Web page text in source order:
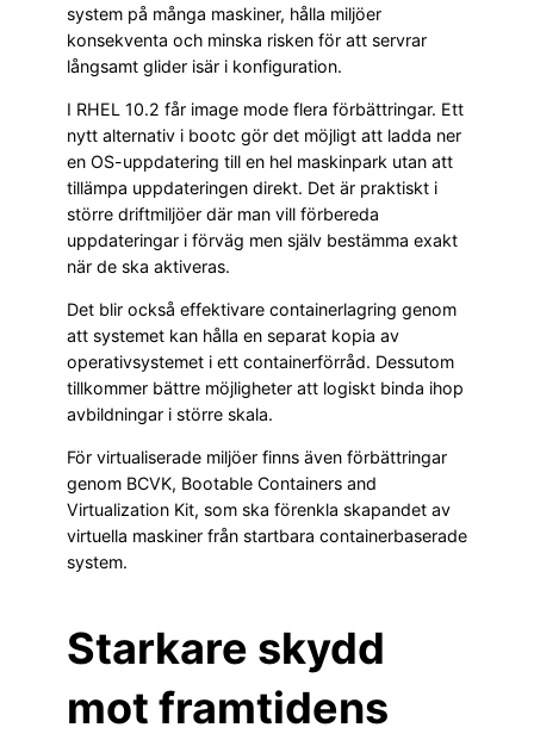
system på många maskiner, hålla miljöer
konsekventa och minska risken för att servrar
långsamt glider isär i konfiguration.
I RHEL 10.2 får image mode flera förbättringar. Ett
nytt alternativ i bootc gör det möjligt att ladda ner
en OS-uppdatering till en hel maskinpark utan att
tillämpa uppdateringen direkt. Det är praktiskt i
större driftmiljöer där man vill förbereda
uppdateringar i förväg men själv bestämma exakt
när de ska aktiveras.
Det blir också effektivare containerlagring genom
att systemet kan hålla en separat kopia av
operativsystemet i ett containerförråd. Dessutom
tillkommer bättre möjligheter att logiskt binda ihop
avbildningar i större skala.
För virtualiserade miljöer finns även förbättringar
genom BCVK, Bootable Containers and
Virtualization Kit, som ska förenkla skapandet av
virtuella maskiner från startbara containerbaserade
system.
Starkare skydd
mot framtidens